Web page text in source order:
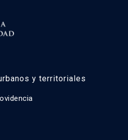
y territoriales